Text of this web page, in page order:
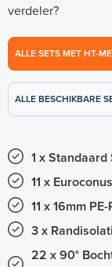
verdeler?
ALLE SETS MET HT-
ALLE BESCHIKBARE
1 x Standaard
11 x
11 x 16mm
3 x
22 x 90°